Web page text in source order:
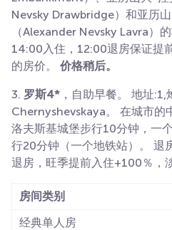
Nevsky Drawbridge）和亚历
（Alexander Nevsky Lavra）
14:00入住，12:00退房保证提
的房价。 价格稍后。
3. 罗斯4* ，自助早餐。 地址
Chernyshevskaya。 在城市的
洛夫斯基城堡步行10分钟，一个
行20分钟（一个地铁站）。 退
退房，旺季提前入住+100％，
房间类别
经典单人房